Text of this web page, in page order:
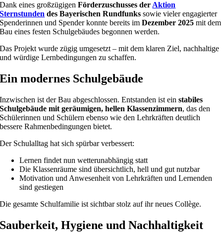
Dank eines großzügigenFörderzuschusses der Aktion
Sternstunden des Bayerischen Rundfunks sowie vieler engagierter
Spenderinnen und Spender konnte bereits imDezember 2025 mit dem
Bau eines festen Schulgebäudes begonnen werden.
Das Projekt wurde zügig umgesetzt – mit dem klaren Ziel, nachhaltige
und würdige Lernbedingungen zu schaffen.
Ein modernes Schulgebäude
Inzwischen ist der Bau abgeschlossen. Entstanden ist einstabiles
Schulgebäude mit geräumigen, hellen Klassenzimmern, das den
Schülerinnen und Schülern ebenso wie den Lehrkräften deutlich
bessere Rahmenbedingungen bietet.
Der Schulalltag hat sich spürbar verbessert:
Lernen findet nun wetterunabhängig statt
Die Klassenräume sind übersichtlich, hell und gut nutzbar
Motivation und Anwesenheit von Lehrkräften und Lernenden
sind gestiegen
Die gesamte Schulfamilie ist sichtbar stolz auf ihr neues Collège.
Sauberkeit, Hygiene und Nachhaltigkeit